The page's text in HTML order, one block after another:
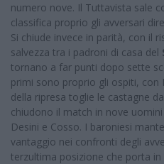
numero nove. Il Tuttavista sale
classifica proprio gli avversari
Si chiude invece in parità, con il
salvezza tra i padroni di casa del
tornano a far punti dopo sette
primi sono proprio gli ospiti, con
della ripresa toglie le castagne
chiudono il match in nove
Desini e Cosso. I baroniesi
vantaggio nei confronti degli
terzultima posizione che porta in